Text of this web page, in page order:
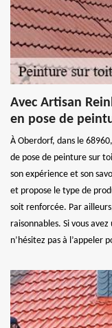
Avec Artisan
en pose de
À Oberdorf, dans le
de pose de peinture sur
son expérience et son
et propose le type de
soit renforcée. Par
raisonnables. Si vous
n’hésitez pas à l’appeler